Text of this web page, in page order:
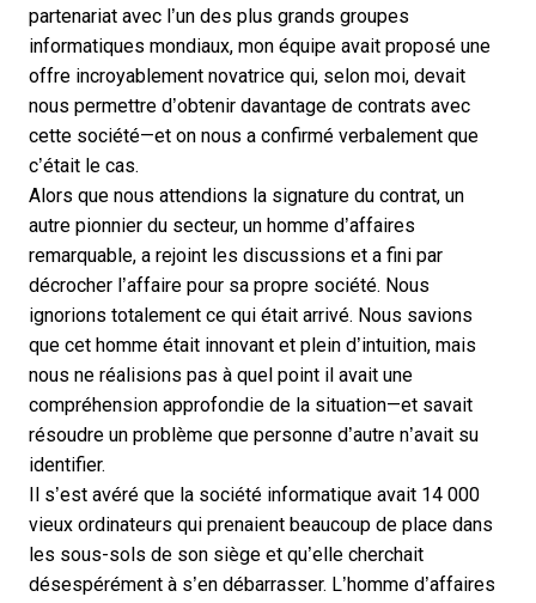
partenariat avec l’un des plus grands groupes
informatiques mondiaux, mon équipe avait proposé une
offre incroyablement novatrice qui, selon moi, devait
nous permettre d’obtenir davantage de contrats avec
cette société—et on nous a confirmé verbalement que
c’était le cas.
Alors que nous attendions la signature du contrat, un
autre pionnier du secteur, un homme d’affaires
remarquable, a rejoint les discussions et a fini par
décrocher l’affaire pour sa propre société. Nous
ignorions totalement ce qui était arrivé. Nous savions
que cet homme était innovant et plein d’intuition, mais
nous ne réalisions pas à quel point il avait une
compréhension approfondie de la situation—et savait
résoudre un problème que personne d’autre n’avait su
identifier.
Il s’est avéré que la société informatique avait 14 000
vieux ordinateurs qui prenaient beaucoup de place dans
les sous-sols de son siège et qu’elle cherchait
désespérément à s’en débarrasser. L’homme d’affaires